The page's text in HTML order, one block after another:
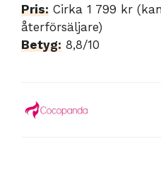
Pris: Cirka 1 799 kr
återförsäljare)
Betyg: 8,8/10